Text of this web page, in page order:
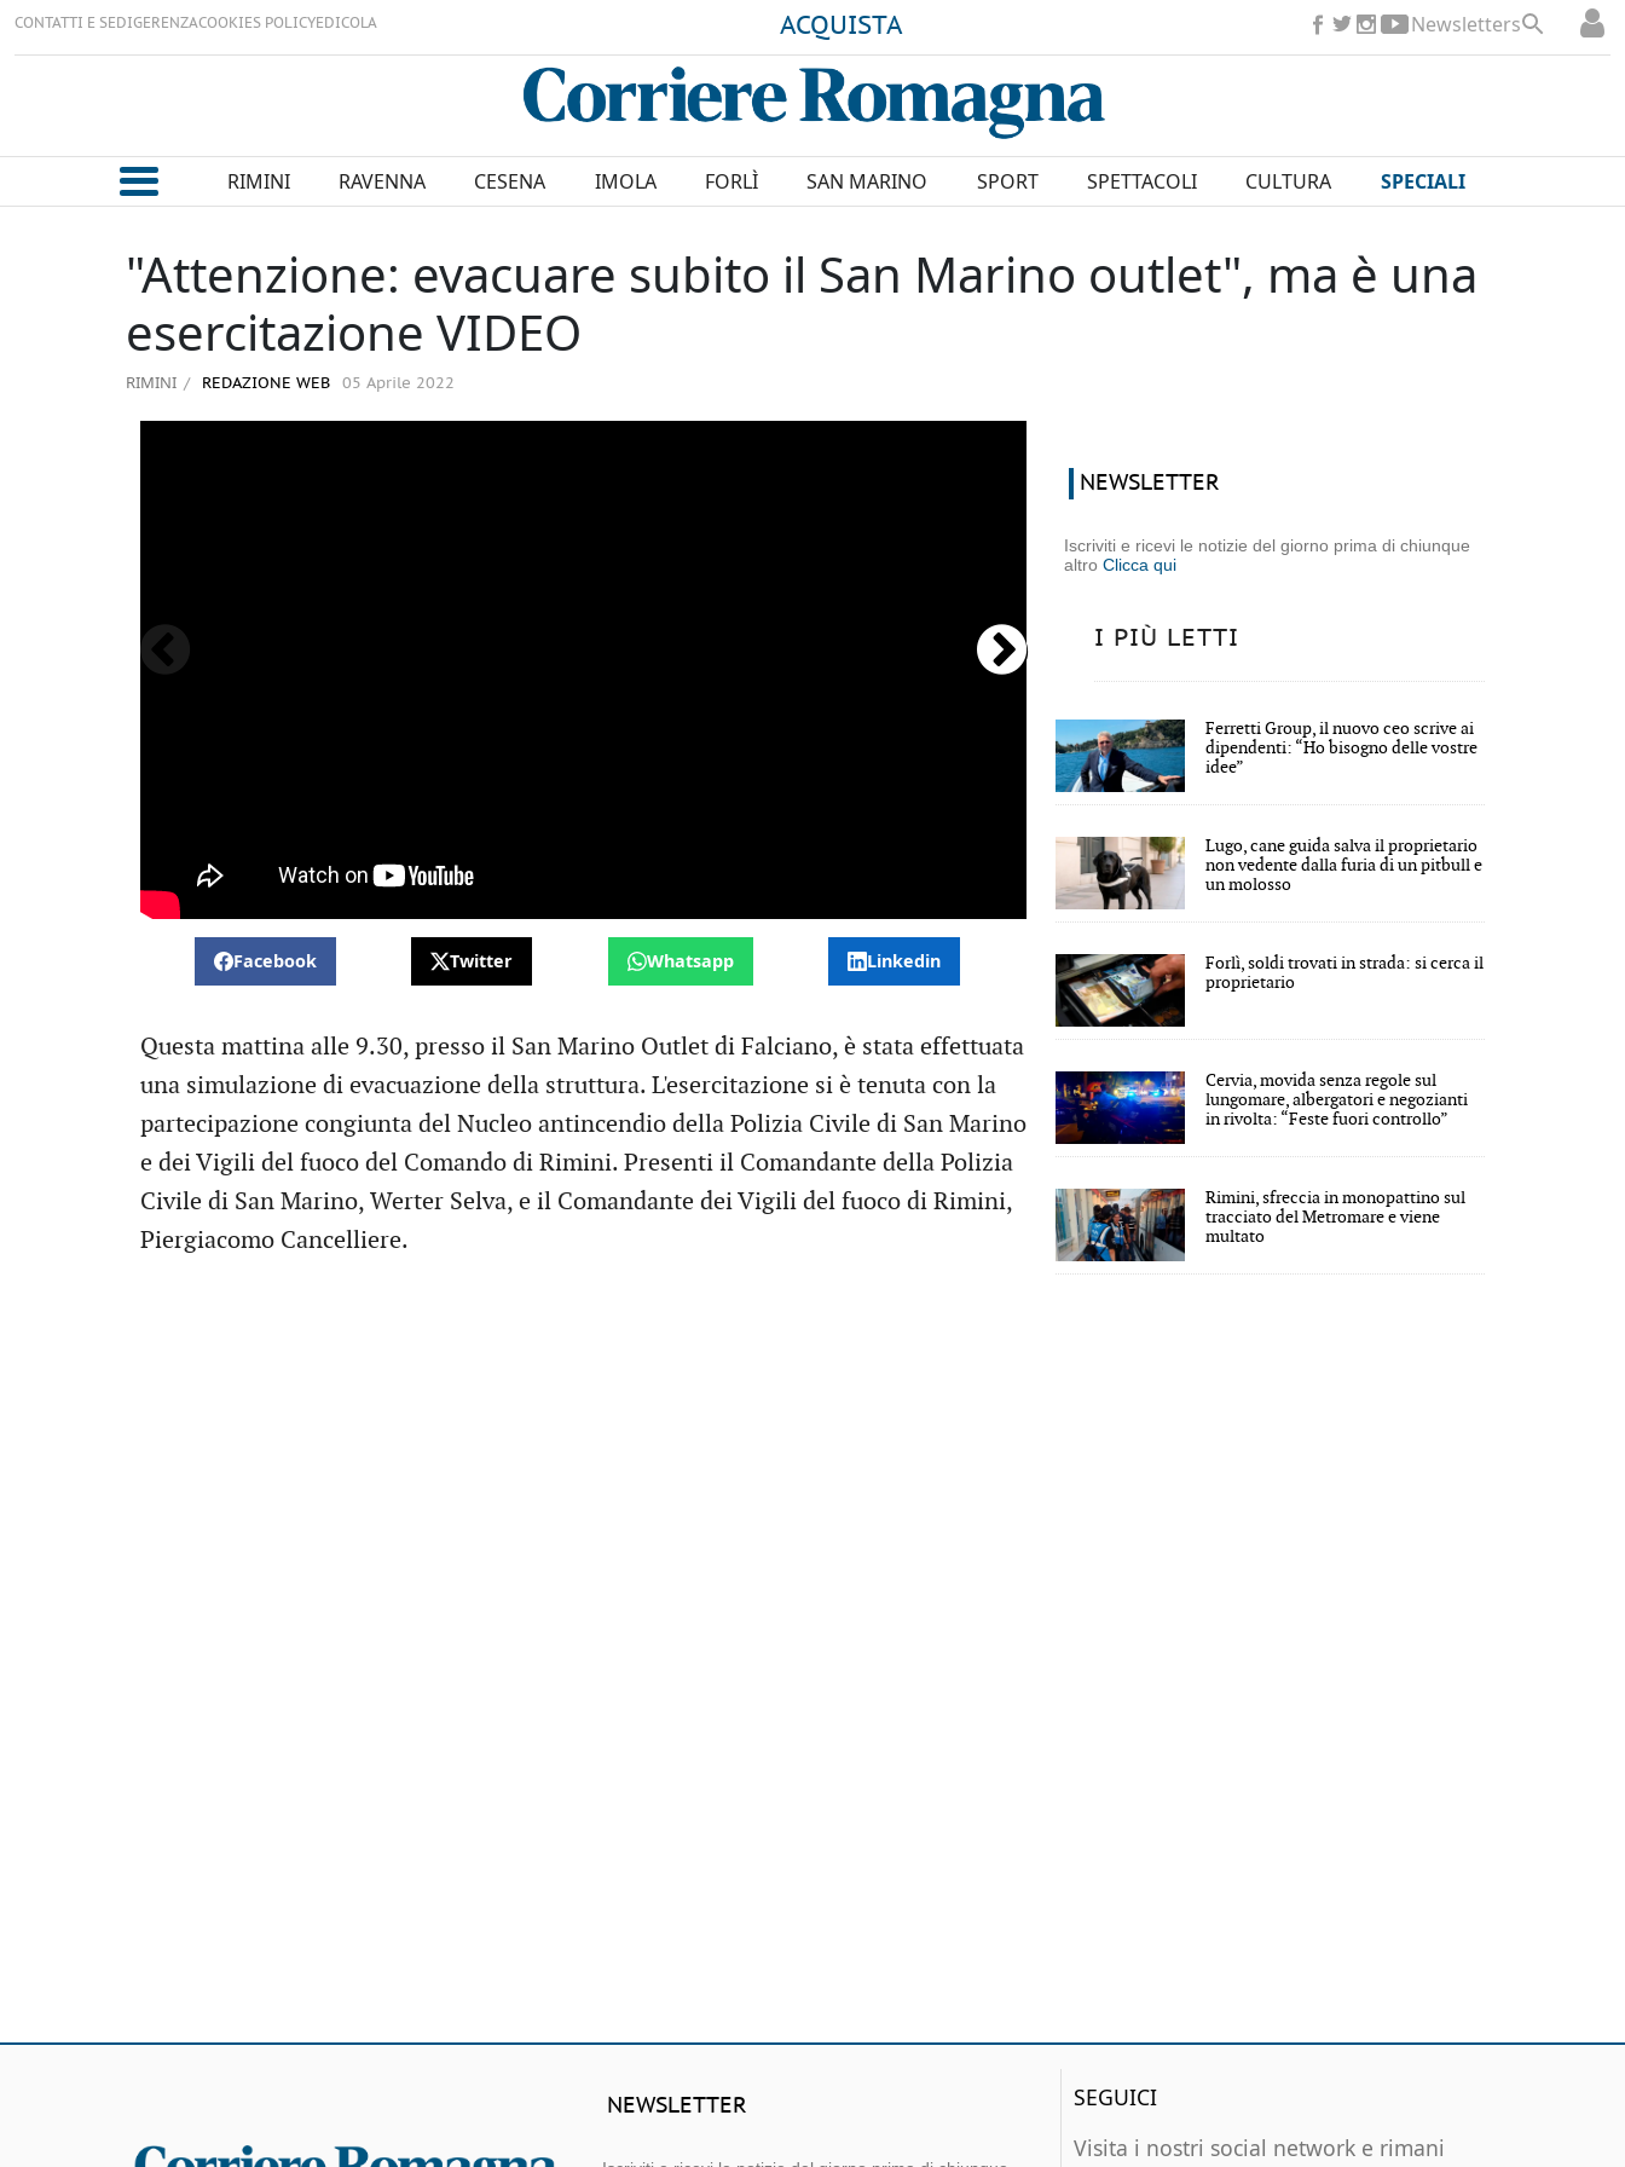
CONTATTI E SEDIGERENZACOOKIES POLICYEDICOLA ACQUISTA Newsletters
RIMINI RAVENNA CESENA IMOLA FORLÌ SAN MARINO SPORT SPETTACOLI CULTURA SPECIALI
"Attenzione: evacuare subito il San Marino outlet", ma è una
esercitazione VIDEO
RIMINI REDAZIONE WEB 05 Aprile 2022
Facebook Twitter Whatsapp Linkedin
Questa mattina alle 9.30, presso il San Marino Outlet di Falciano, è stata effettuata
una simulazione di evacuazione della struttura. L'esercitazione si è tenuta con la
partecipazione congiunta del Nucleo antincendio della Polizia Civile di San Marino
e dei Vigili del fuoco del Comando di Rimini. Presenti il Comandante della Polizia
Civile di San Marino, Werter Selva, e il Comandante dei Vigili del fuoco di Rimini,
Piergiacomo Cancelliere.
NEWSLETTER
Iscriviti e ricevi le notizie del giorno prima di chiunque
altroClicca qui
I PIÙ LETTI
Ferretti Group, il nuovo ceo scrive ai
dipendenti: “Ho bisogno delle vostre
idee”
Lugo, cane guida salva il proprietario
non vedente dalla furia di un pitbull e
un molosso
Forlì, soldi trovati in strada: si cerca il
proprietario
Cervia, movida senza regole sul
lungomare, albergatori e negozianti
in rivolta: “Feste fuori controllo”
Rimini, sfreccia in monopattino sul
tracciato del Metromare e viene
multato
NEWSLETTER
SEGUICI
Visita i nostri social network e rimani